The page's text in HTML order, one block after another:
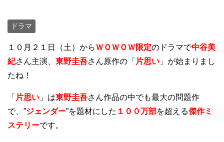
ドラマ
１０月２１日（土）からＷＯＷＯＷ限定のドラマで中谷美
紀さん主演、 東野圭吾さん原作の「 片思い 」が始まりまし
たね！
「 片思い 」は東野圭吾さん作品の中でも最大の問題作
で、”ジェンダー”を題材にした １００万部を超える傑作ミ
ステリーです。